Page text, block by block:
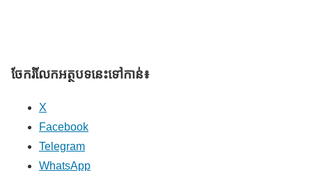
ចែករំលែក​អត្ថបទនេះទៅកាន់៖
X
Facebook
Telegram
WhatsApp